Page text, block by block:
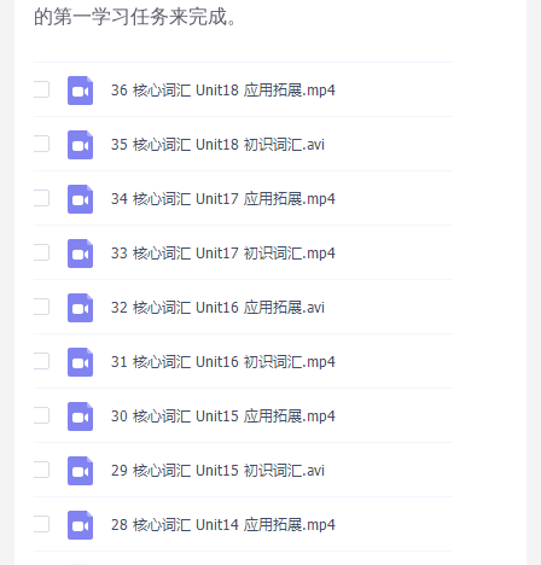
的第一学习任务来完成。